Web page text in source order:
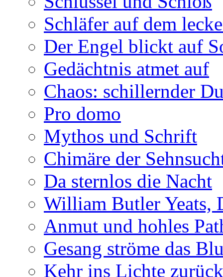
Schläfer auf dem
Der Engel blickt auf
Gedächtnis atmet auf
Chaos: schillernder
Pro domo
Mythos und Schrift
Chimäre der
Da sternlos die Nacht
William Butler Yeats,
Anmut und hohles
Gesang ströme das
Kehr ins Lichte zurück